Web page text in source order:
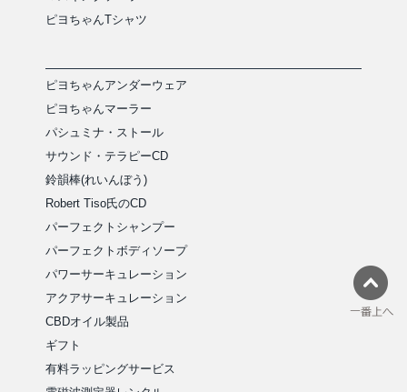
ピヨちゃんTシャツ
ピヨちゃんアンダーウェア
ピヨちゃんマーラー
パシュミナ・ストール
サウンド・テラピーCD
鈴韻棒(れいんぼう)
Robert Tiso氏のCD
パーフェクトシャンプー
パーフェクトボディソープ
パワーサーキュレーション
アクアサーキュレーション
CBDオイル製品
ギフト
有料ラッピングサービス